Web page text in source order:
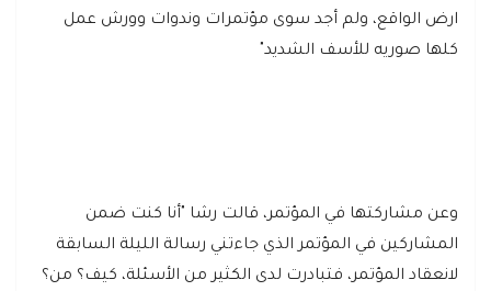
ارض الواقع، ولم أجد سوى مؤتمرات وندوات وورش عمل
كلها صوريه للأسف الشديد"
وعن مشاركتها في المؤتمر، قالت رشا "أنا كنت ضمن
المشاركين في المؤتمر الذي جاءتني رسالة الليلة السابقة
لانعقاد المؤتمر، فتبادرت لدى الكثير من الأسئلة، كيف؟ من؟